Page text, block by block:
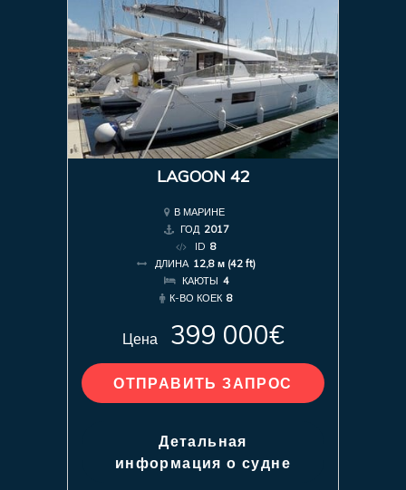
LAGOON 42
В МАРИНЕ
ГОД 2017
ID 8
ДЛИНА 12,8 м (42 ft)
КАЮТЫ 4
К-ВО КОЕК 8
Цена 399 000€
ОТПРАВИТЬ ЗАПРОС
Детальная
информация о судне